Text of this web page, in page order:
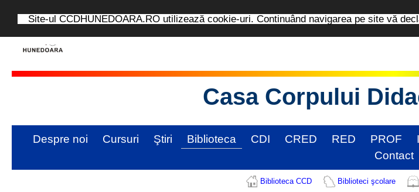
Site-ul CCDHUNEDOARA.RO utilizează cookie-uri. Continuând navigarea pe site vă
Casa Corpului
Despre noi Cursuri Ştiri Biblioteca CDI CRED RED PROF
Contact
Biblioteca CCD Biblioteci şcolare